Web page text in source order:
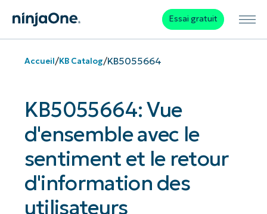
Essai gratuit
Accueil/KB Catalog/KB5055664
KB5055664: Vue
d'ensemble avec le
sentiment et le retour
d'information des
utilisateurs